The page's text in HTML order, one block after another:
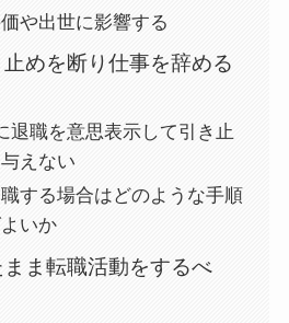
価や出世に影響する
めを断り仕事を辞める
退職を意思表示して引き止
えない
する場合はどのような手順
いか
ま転職活動をするべ